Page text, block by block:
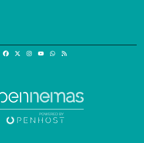
FacebookInstagramWhatsapp